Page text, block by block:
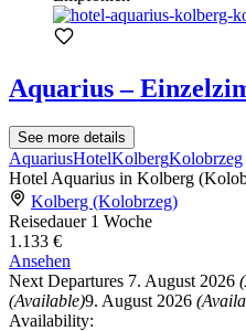
Aquarius –
See more details
AquariusHotelKolbergKolobrzeg
Hotel Aquarius in Kolberg
Kolberg (Kolobrzeg)
Reisedauer 1 Woche
1.133 €
Ansehen
Next Departures 7. August 2026
(Available)9. August 2026
Availability: